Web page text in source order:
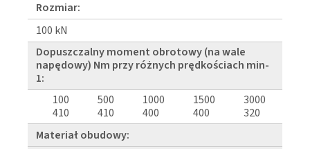
Rozmiar:
100 kN
Dopuszczalny moment obrotowy (na wale
napędowy) Nm przy różnych prędkościach min-
1:
100
410
500
410
1000
400
1500
400
3000
320
Materiał obudowy: